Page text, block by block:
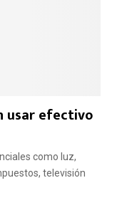
usar efectivo
como luz,
televisión